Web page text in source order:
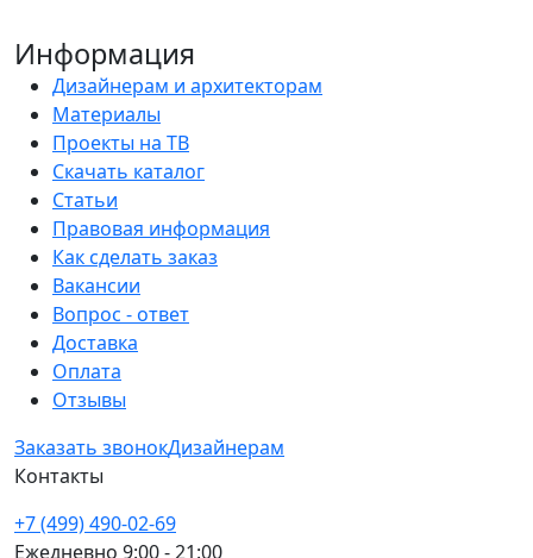
Информация
Дизайнерам и архитекторам
Материалы
Проекты на ТВ
Скачать каталог
Статьи
Правовая информация
Как сделать заказ
Вакансии
Вопрос - ответ
Доставка
Оплата
Отзывы
Заказать звонокДизайнерам
Контакты
+7 (499) 490-02-69
Ежедневно 9:00 - 21:00